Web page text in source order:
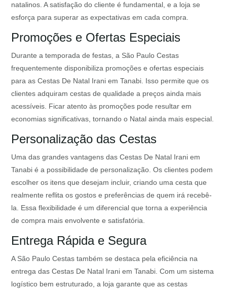
natalinos. A satisfação do cliente é fundamental, e a loja se
esforça para superar as expectativas em cada compra.
Promoções e Ofertas Especiais
Durante a temporada de festas, a São Paulo Cestas
frequentemente disponibiliza promoções e ofertas especiais
para as Cestas De Natal Irani em Tanabi. Isso permite que os
clientes adquiram cestas de qualidade a preços ainda mais
acessíveis. Ficar atento às promoções pode resultar em
economias significativas, tornando o Natal ainda mais especial.
Personalização das Cestas
Uma das grandes vantagens das Cestas De Natal Irani em
Tanabi é a possibilidade de personalização. Os clientes podem
escolher os itens que desejam incluir, criando uma cesta que
realmente reflita os gostos e preferências de quem irá recebê-
la. Essa flexibilidade é um diferencial que torna a experiência
de compra mais envolvente e satisfatória.
Entrega Rápida e Segura
A São Paulo Cestas também se destaca pela eficiência na
entrega das Cestas De Natal Irani em Tanabi. Com um sistema
logístico bem estruturado, a loja garante que as cestas